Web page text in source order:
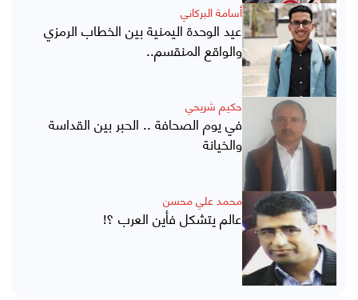
أسامة البركاني
عيد الوحدة اليمنية بين الخطاب الرمزي
والواقع المنقسم..
حكيم شريحي
في يوم الصحافة .. الحبر بين القداسة
والخيانة
محمد علي محسن
عالم يتشكل فأين العرب ؟!